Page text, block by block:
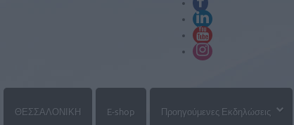
ΘΕΣΣΑΛΟΝΙΚΗ E-shop Προηγούμενες Εκδηλώσεις